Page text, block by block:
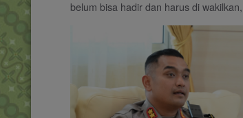
belum bisa hadir dan harus di